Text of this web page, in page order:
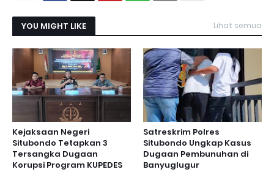
YOU MIGHT LIKE Lihat semua
Kejaksaan Negeri
Situbondo Tetapkan 3
Tersangka Dugaan
Korupsi Program KUPEDES
Satreskrim Polres
Situbondo Ungkap Kasus
Dugaan Pembunuhan di
Banyuglugur